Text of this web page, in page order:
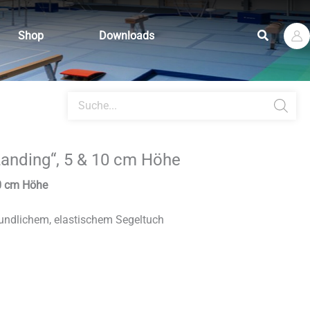
Shop Downloads Suchen
search
5 & 10 cm Höhe
cm Höhe
elastischem Segeltuch